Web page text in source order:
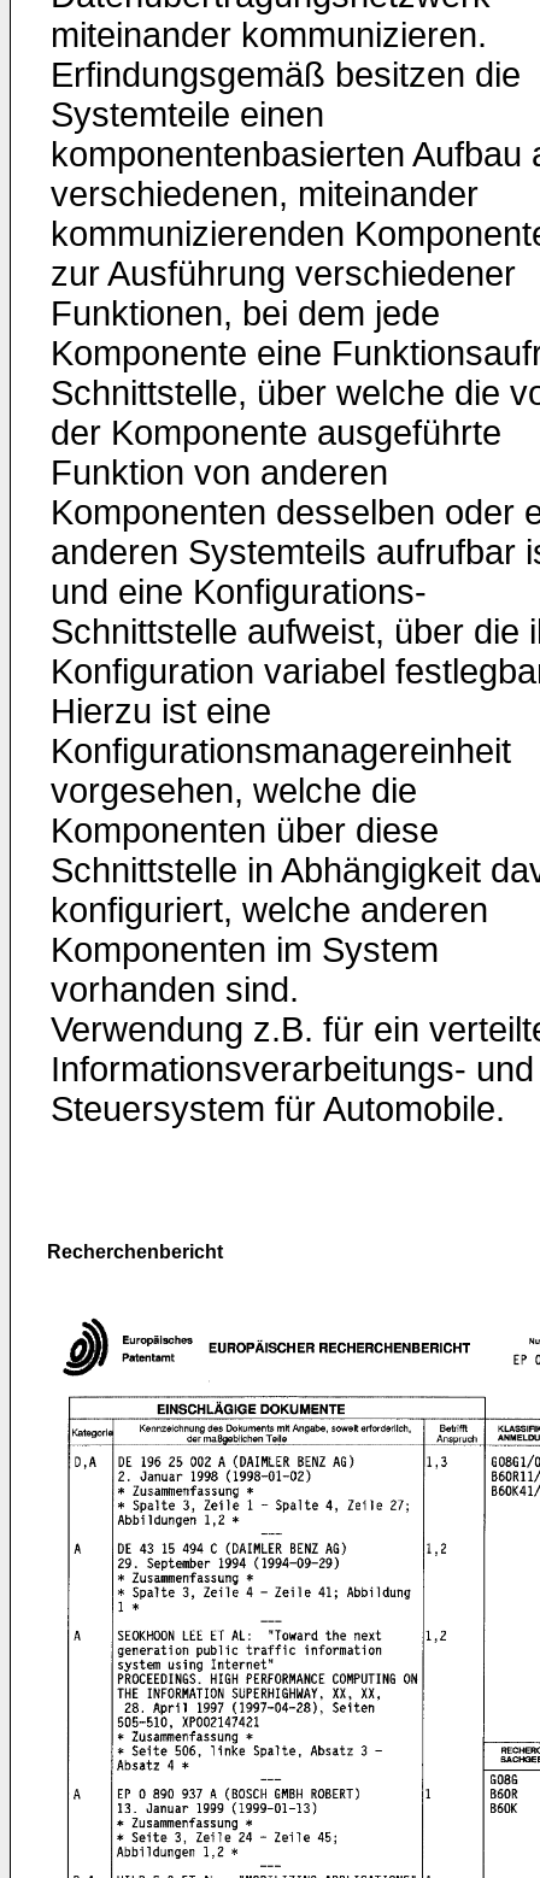
miteinander kommunizieren.
Erfindungsgemäß besitzen die
Systemteile einen
komponentenbasierten Aufbau
verschiedenen, miteinander
kommunizierenden
zur Ausführung verschiedener
Funktionen, bei dem jede
Komponente eine
Schnittstelle, über welche die
der Komponente ausgeführte
Funktion von anderen
Komponenten desselben oder
anderen Systemteils aufrufbar
und eine Konfigurations-
Schnittstelle aufweist, über die
Konfiguration variabel
Hierzu ist eine
Konfigurationsmanagereinheit
vorgesehen, welche die
Komponenten über diese
Schnittstelle in Abhängigkeit
konfiguriert, welche anderen
Komponenten im System
vorhanden sind.
Verwendung z.B. für ein
Informationsverarbeitungs- und
Steuersystem für Automobile.
Recherchenbericht